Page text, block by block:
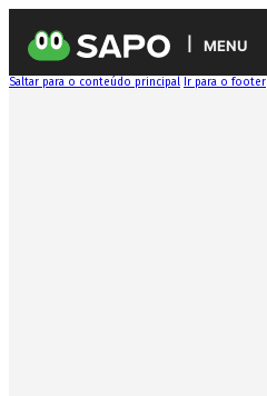
MENU
Saltar para o conteúdo principal Ir para o footer